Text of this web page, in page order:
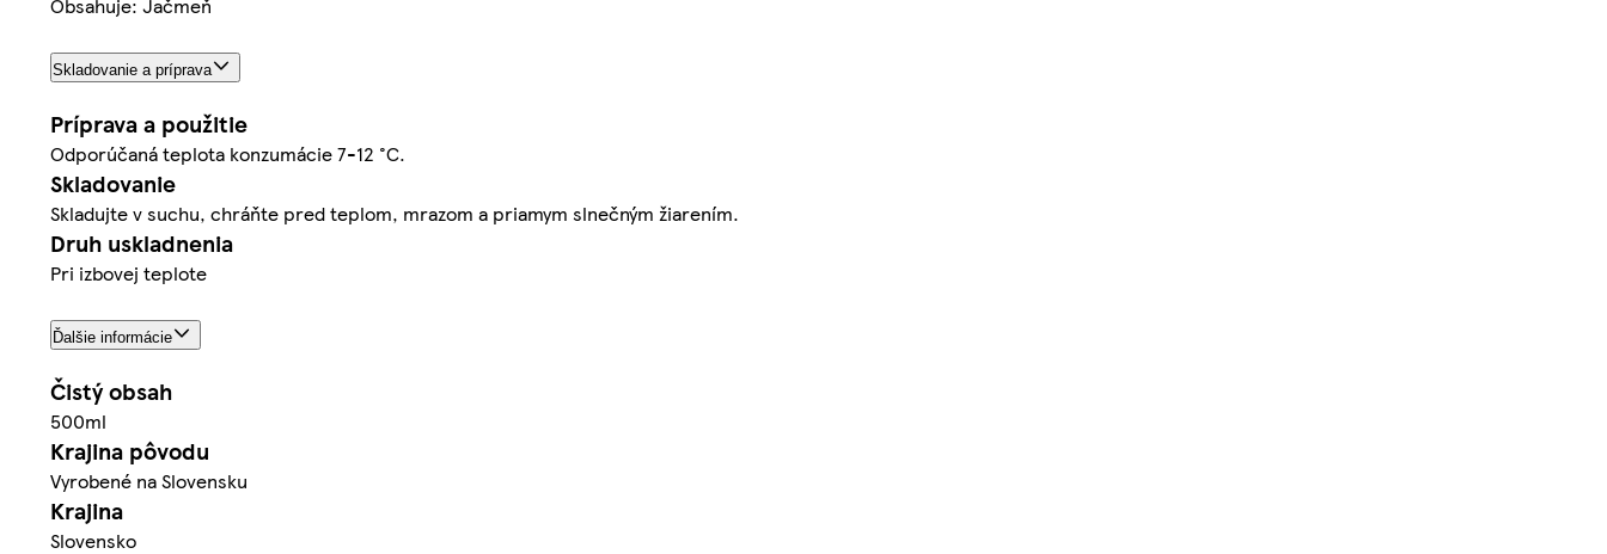
Skladovanie a príprava
Príprava a použitie
Odporúčaná teplota konzumácie 7-12 °C.
Skladovanie
Skladujte v suchu, chráňte pred teplom, mrazom a priamym slnečným žiarením.
Druh uskladnenia
Pri izbovej teplote
Ďalšie informácie
Čistý obsah
500ml
Krajina pôvodu
Vyrobené na Slovensku
Krajina
Slovensko